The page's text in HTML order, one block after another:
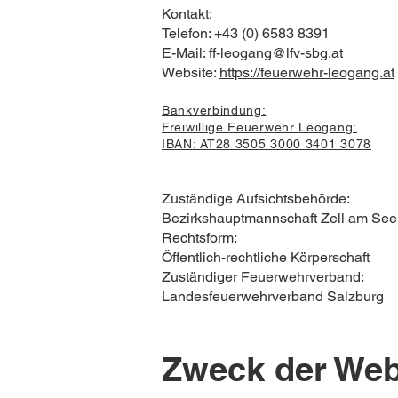
Kontakt:
Telefon: +43 (0) 6583 8391
E-Mail: ff-leogang@lfv-sbg.at
Website: https://feuerwehr-leogang.at
Bankverbindung:
Freiwillige Feuerwehr Leogang:
IBAN: AT28 3505 3000 3401 3078
Zuständige Aufsichtsbehörde:
Bezirkshauptmannschaft Zell am See
Rechtsform:
Öffentlich-rechtliche Körperschaft
Zuständiger Feuerwehrverband:
Landesfeuerwehrverband Salzburg
Zweck der